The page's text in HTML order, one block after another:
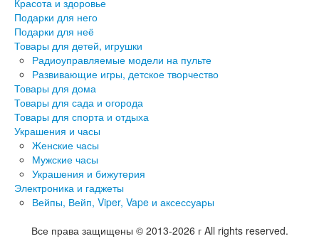
Подарки для него
Подарки для неё
Товары для детей, игрушки
Радиоуправляемые модели на пульте
Развивающие игры, детское творчество
Товары для дома
Товары для сада и огорода
Товары для спорта и отдыха
Украшения и часы
Женские часы
Мужские часы
Украшения и бижутерия
Электроника и гаджеты
Вейпы, Вейп, Viper, Vape и аксессуары
Все права защищены © 2013-2026 г All rights reserved.